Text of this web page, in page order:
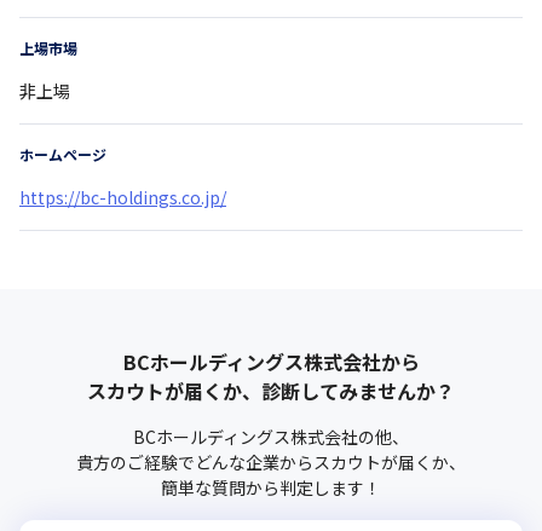
上場市場
非上場
ホームページ
https://bc-holdings.co.jp/
BCホールディングス株式会社から
スカウトが届くか、診断してみませんか？
BCホールディングス株式会社の他、
貴方のご経験でどんな企業からスカウトが届くか、
簡単な質問から判定します！